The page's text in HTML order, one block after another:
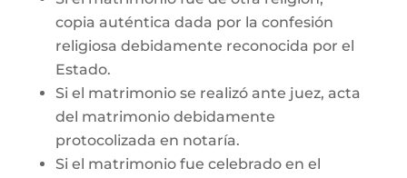
copia auténtica dada por la confesión
religiosa debidamente reconocida por el
Estado.
Si el matrimonio se realizó ante juez, acta
del matrimonio debidamente
protocolizada en notaría.
Si el matrimonio fue celebrado en el